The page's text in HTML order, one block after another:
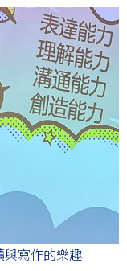
寫作的樂趣